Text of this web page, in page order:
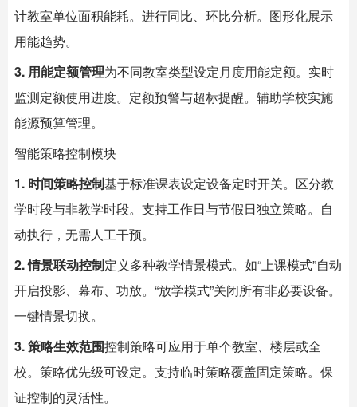
计教室单位面积能耗。进行同比、环比分析。图形化展示
用能趋势。
3. 用能定额管理为不同教室类型设定月度用能定额。实时
监测定额使用进度。定额预警与超标提醒。辅助学校实施
能源预算管理。
智能策略控制模块
1. 时间策略控制基于标准课表设定设备定时开关。区分教
学时段与非教学时段。支持工作日与节假日独立策略。自
动执行，无需人工干预。
2. 情景联动控制定义多种教学情景模式。如“上课模式”自动
开启投影、幕布、功放。“放学模式”关闭所有非必要设备。
一键情景切换。
3. 策略生效范围控制策略可应用于单个教室、楼层或全
校。策略优先级可设定。支持临时策略覆盖固定策略。保
证控制的灵活性。